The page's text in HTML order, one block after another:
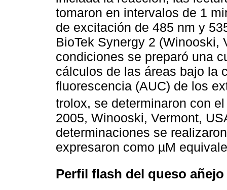
tomaron en intervalos de 1
de excitación de 485 nm y
BioTek Synergy 2 (Winooski,
condiciones se preparó una
cálculos de las áreas bajo la
fluorescencia (AUC) de los
trolox, se determinaron con
2005, Winooski, Vermont,
determinaciones se
expresaron como µM
Perfil flash del queso